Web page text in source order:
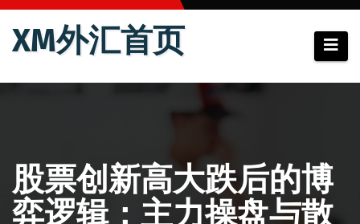
跳
XM外汇首页
股票创新高大跌后的博
弈逻辑：主力操盘与散